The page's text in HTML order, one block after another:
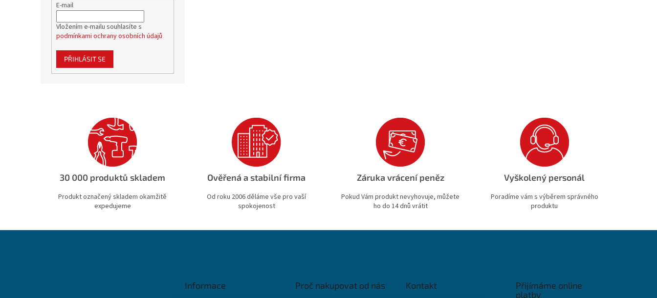
E-mail
Vložením e-mailu souhlasíte s
podmínkami ochrany osobních údajů
PŘIHLÁSIT SE
30 000 produktů skladem
Produkt označený skladem okamžitě
expedujeme
Ověřená a stabilní firma
Od roku 2006 děláme vše pro vaší
spokojenost
Záruka vrácení peněz
Pokud Vám produkt nevyhovuje, můžete
ho do 14 dnů vrátit
Vyškolený personál
Poradíme vám s výběrem správného
produktu
Informace Proč nakupovat od nás Kontakt
Přijímáme online
platby